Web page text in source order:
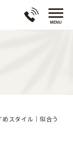
スタイル｜似合う